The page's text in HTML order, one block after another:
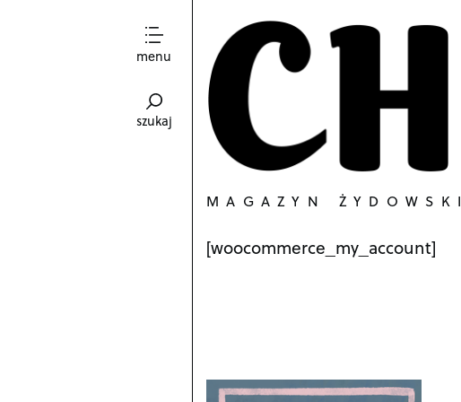
menu
szukaj
MAGAZYN ŻYDOWSKI
[woocommerce_my_account]